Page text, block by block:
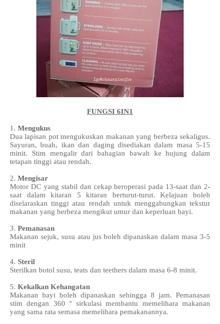
FUNGSI 6IN1
1. Mengukus
Dua lapisan pot mengukuskan makanan yang berbeza sekaligus.
Sayuran, buah, ikan dan daging disediakan dalam masa 5-15
minit. Stim mengalir dari bahagian bawah ke hujung dalam
tetapan tinggi atau rendah.
2. Mengisar
Motor DC yang stabil dan cekap beroperasi pada 13-saat dan 2-
saat dalam kitaran 5 kitaran berturut-turut. Kelajuan boleh
diselaraskan tinggi atau rendah untuk menggabungkan tekstur
makanan yang berbeza mengikut umur dan keperluan bayi.
3. Pemanasan
Makanan sejuk, susu atau jus boleh dipanaskan dalam masa 3-5
minit
4. Steril
Sterilkan botol susu, teats dan teethers dalam masa 6-8 minit.
5. Kekalkan Kehangatan
Makanan bayi boleh dipanaskan sehingga 8 jam. Pemanasan
stim dengan 360 ° sirkulasi membantu memelihara makanan
yang sama rata semasa memelihara pemakanannya.